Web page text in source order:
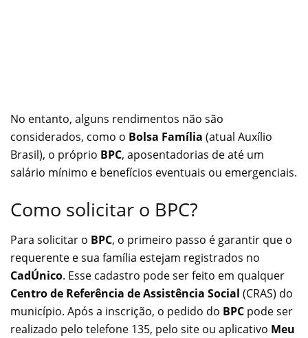
No entanto, alguns rendimentos não são
considerados, como o Bolsa Família (atual Auxílio
Brasil), o próprio BPC, aposentadorias de até um
salário mínimo e benefícios eventuais ou emergenciais.
Como solicitar o BPC?
Para solicitar o BPC, o primeiro passo é garantir que o
requerente e sua família estejam registrados no
CadÚnico. Esse cadastro pode ser feito em qualquer
Centro de Referência de Assistência Social (CRAS) do
município. Após a inscrição, o pedido do BPC pode ser
realizado pelo telefone 135, pelo site ou aplicativo Meu